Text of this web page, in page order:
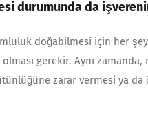
durumunda da
doğabilmesi için her
olması gerekir. Aynı
zarar vermesi ya